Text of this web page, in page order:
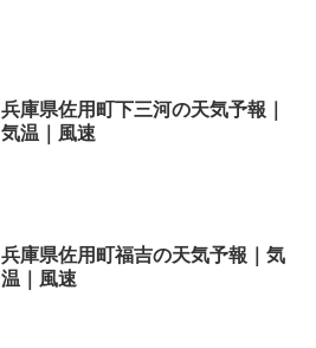
兵庫県佐用町下三河の天気予報｜
気温｜風速
兵庫県佐用町福吉の天気予報｜気
温｜風速